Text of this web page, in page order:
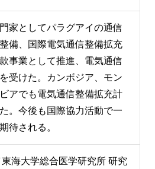
門家としてパラグアイの通信
備、国際電気通信整備拡充
事業として推進、電気通信
受けた。カンボジア、モン
アでも電気通信整備拡充計
。今後も国際協力活動で一
待される。
海大学総合医学研究所 研究